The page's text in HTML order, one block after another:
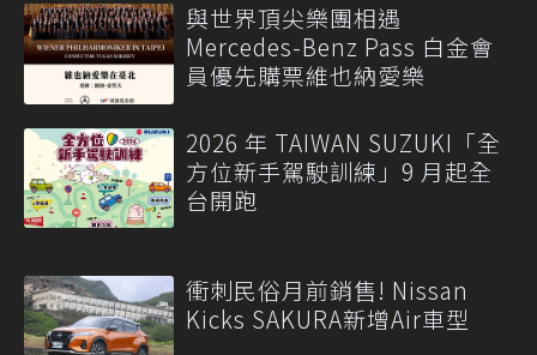
與世界頂尖樂團相遇
Mercedes-Benz Pass 白金會
員優先購票維也納愛樂
2026 年 TAIWAN SUZUKI「全
方位新手駕駛訓練」9 月起全
台開跑
衝刺民俗月前銷售! Nissan
Kicks SAKURA新增Air車型